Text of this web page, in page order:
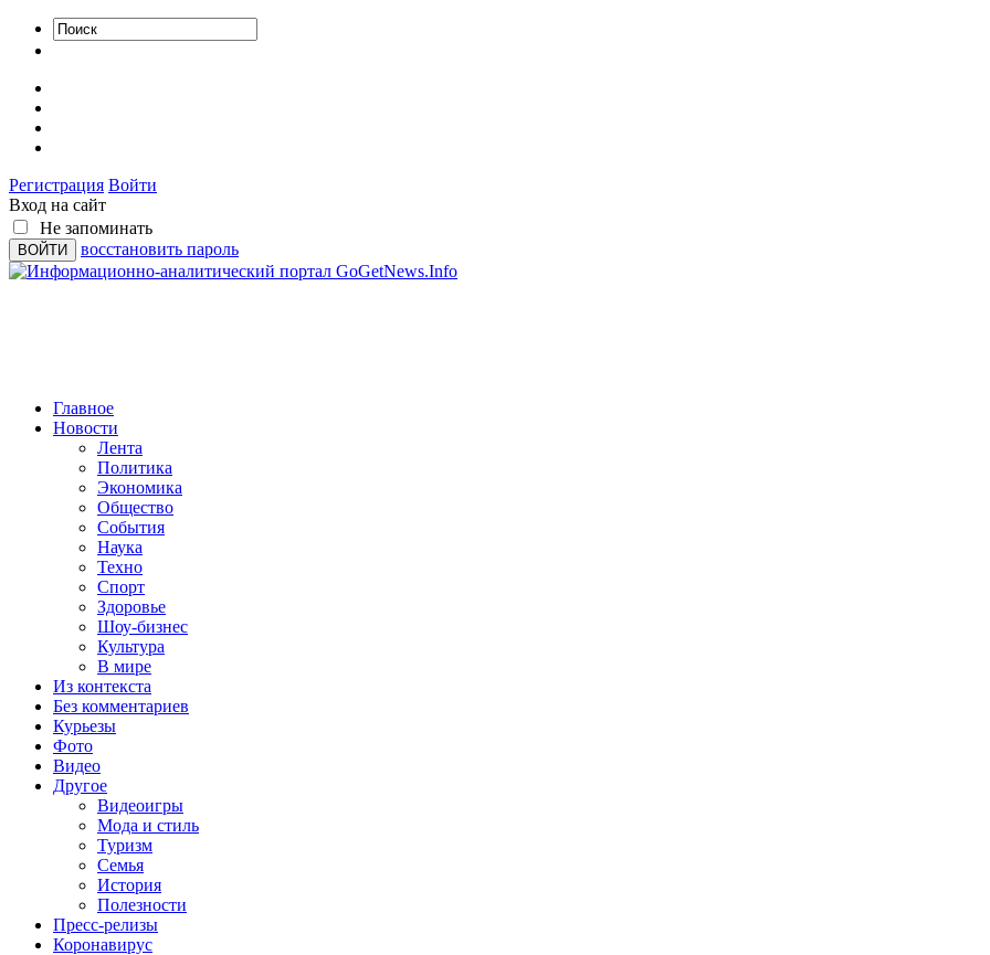
Регистрация Войти
Вход на сайт
Не запоминать
восстановить пароль
Главное
Новости
Лента
Политика
Экономика
Общество
События
Наука
Техно
Спорт
Здоровье
Шоу-бизнес
Культура
В мире
Из контекста
Без комментариев
Курьезы
Фото
Видео
Другое
Видеоигры
Мода и стиль
Туризм
Семья
История
Полезности
Пресс-релизы
Коронавирус